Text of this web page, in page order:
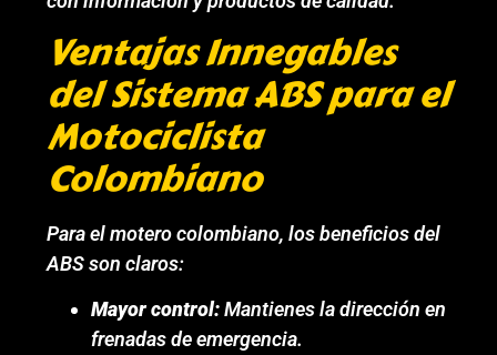
Ventajas Innegables
del Sistema ABS para el
Motociclista
Colombiano
Para el motero colombiano, los beneficios del
ABS son claros:
Mayor control:Mantienes la dirección en
frenadas de emergencia.